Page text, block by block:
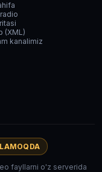
(XML)
kanalimiz
fayllarni o'z serverida